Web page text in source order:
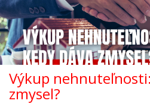
Výkup
zmysel?